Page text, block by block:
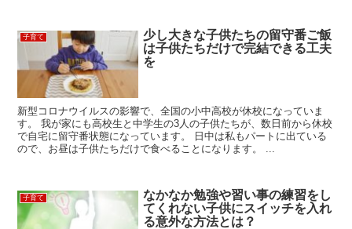
子育て
少し大きな子供たちの留守番ご飯
は子供たちだけで完結できる工夫
を
新型コロナウイルスの影響で、全国の小中高校が休校になっていま
す。 我が家にも高校生と中学生の3人の子供たちが、数日前から休校
で自宅に留守番状態になっています。 日中は私もパートに出ている
ので、お昼は子供たちだけで食べることになります。 ...
子育て
なかなか勉強や習い事の練習をし
てくれない子供にスイッチを入れ
る意外な方法とは？